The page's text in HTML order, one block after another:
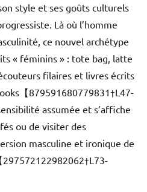
style et ses goûts culturels
Là où l’homme
ce nouvel archétype
« féminins » : tote bag, latte
filaires et livres écrits
【879591680779831†L47-
assumée et s’affiche
ou de visiter des
masculine et ironique de